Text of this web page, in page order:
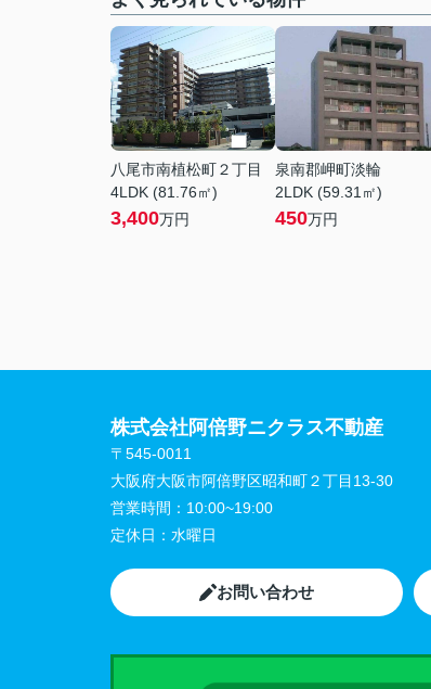
八尾市南植松町２丁目
4LDK (81.76㎡)
3,400万円
泉南郡岬町淡輪
2LDK (59.31㎡)
450万円
株式会社阿倍野ニクラス不動産
〒545-0011
大阪府大阪市阿倍野区昭和町２丁目13-30
営業時間： 10:00~19:00
定休日： 水曜日
お問い合わせ